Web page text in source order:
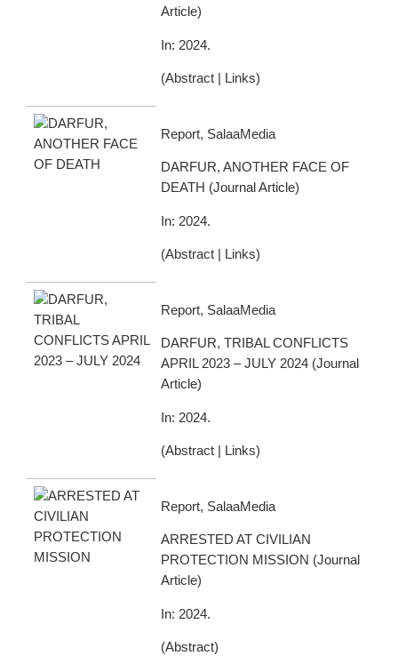
Article)
In: 2024.
(Abstract Links)
Report, SalaaMedia
DARFUR, ANOTHER FACE OF
DEATH (Journal Article)
In: 2024.
(Abstract Links)
Report, SalaaMedia
DARFUR, TRIBAL CONFLICTS
APRIL 2023 – JULY 2024 (Journal
Article)
In: 2024.
(Abstract Links)
Report, SalaaMedia
ARRESTED AT CIVILIAN
PROTECTION MISSION (Journal
Article)
In: 2024.
(Abstract)